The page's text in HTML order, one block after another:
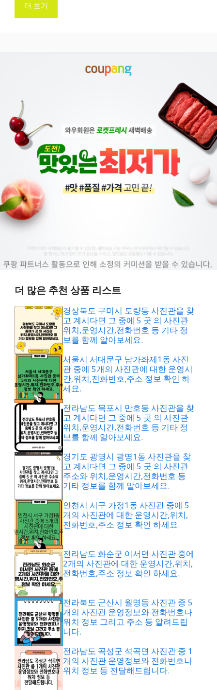
더 보기
더 많은 추천 상품 리스트
경상북도 구미시 도량동 사진관을 찾
고 계시다면 그 중에 5 곳 의 사진관
위치,운영시간,전화번호 등 기타 정
보를 함께 알아보세요.
서울시 서대문구 남가좌제1동 사진
관 중에 5개의 사진관에 대한 운영시
간,위치,전화번호,주소 정보 확인 하
세요.
전라남도 목포시 만호동 사진관을 찾
고 계시다면 그 중에 5 곳 의 사진관
위치,운영시간,전화번호 등 기타 정
보를 함께 알아보세요.
경기도 광명시 광명1동 사진관을 찾
고 계시다면 그 중에 5 곳 의 사진관
주소와 위치,운영시간,전화번호 등
기타 정보를 함께 알아보세요.
인천시 서구 가정1동 사진관 중에 5
개의 사진관에 대한 운영시간,위치,
전화번호,주소 정보 확인 하세요.
전라남도 화순군 이서면 사진관 중에
2개의 사진관에 대한 운영시간,위치,
전화번호,주소 정보 확인 하세요.
전라북도 군산시 월명동 사진관 중 5
개의 사진관 운영정보와 전화번호나
위치 정보 그리고 주소 등 알려드립
니다.
전라남도 곡성군 석곡면 사진관 중 1
개의 사진관 운영정보와 전화번호나
위치 정보 등 전달해드립니다.